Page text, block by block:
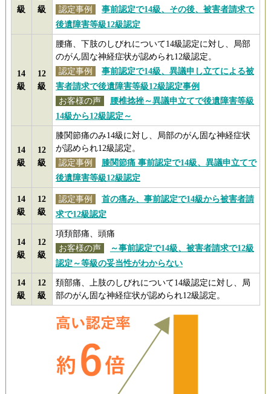
級
級
認定事例
事前認定で14級、その後、被害者請求で
後遺障害等級12級認定
14
級
12
級
腰痛、下肢のしびれについて14級認定に対し、局部
のがん固な神経症状が認められ12級認定。
認定事例
事前認定で14級、異議申し立てによる被
害者請求で後遺障害等級12級認定事例
お客様の声
腰椎捻挫～異議申立てで後遺障害等級
14級から12級認定～
14
級
12
級
膝関節痛のみ14級に対し、局部のがん固な神経症状
が認められ12級認定。
認定事例
膝関節痛 事前認定で14級、異議申立てで
後遺障害等級12級認定
14
級
12
級
認定事例
首の痛み、事前認定で14級から被害者請
求で12級認定
14
級
12
級
項頚部痛、頭痛
お客様の声
～事前認定で14級、被害者請求で12級
認定～等級の妥当性がわからない
14
級
12
級
頚部痛、上肢のしびれについて14級認定に対し、局
部のがん固な神経症状が認められ12級認定。